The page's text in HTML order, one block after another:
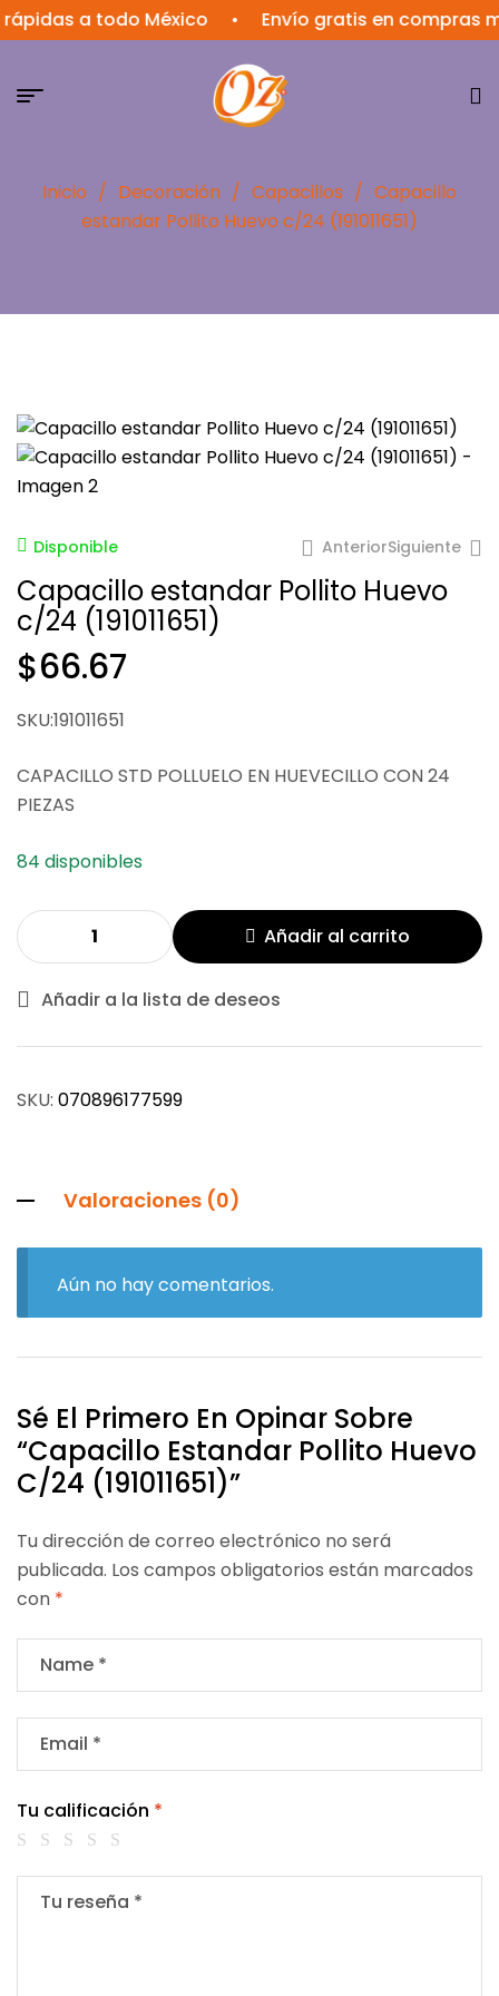
a todo México • Envío gratis en compras
Inicio / Decoración / Capacillos / Capacillo
estandar Pollito Huevo c/24 (191011651)
Disponible AnteriorSiguiente
Capacillo estandar Pollito Huevo
c/24 (191011651)
$66.67
SKU:191011651
CAPACILLO STD POLLUELO EN HUEVECILLO CON 24
PIEZAS
84 disponibles
Añadir al carrito
Añadir a la lista de deseos
SKU: 070896177599
Valoraciones (0)
Aún no hay comentarios.
Sé El Primero En Opinar Sobre
“Capacillo Estandar Pollito Huevo
C/24 (191011651)”
Tu dirección de correo electrónico no será
publicada. Los campos obligatorios están marcados
con *
Tu calificación *